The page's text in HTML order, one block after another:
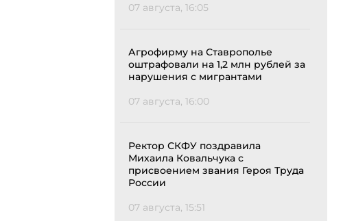
07 августа, 16:05
Агрофирму на Ставрополье
оштрафовали на 1,2 млн рублей за
нарушения с мигрантами
07 августа, 16:00
Ректор СКФУ поздравила
Михаила Ковальчука с
присвоением звания Героя Труда
России
07 августа, 15:51